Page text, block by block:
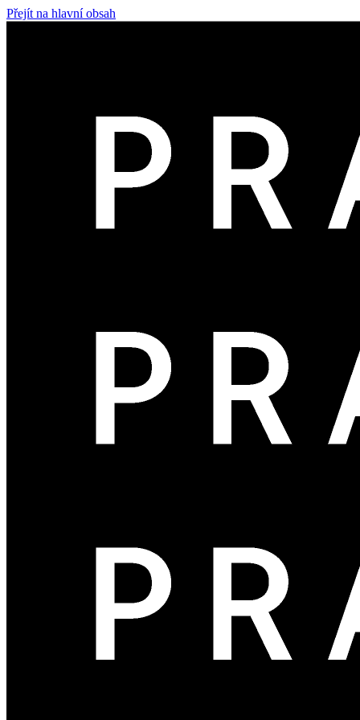
Přejít na hlavní obsah